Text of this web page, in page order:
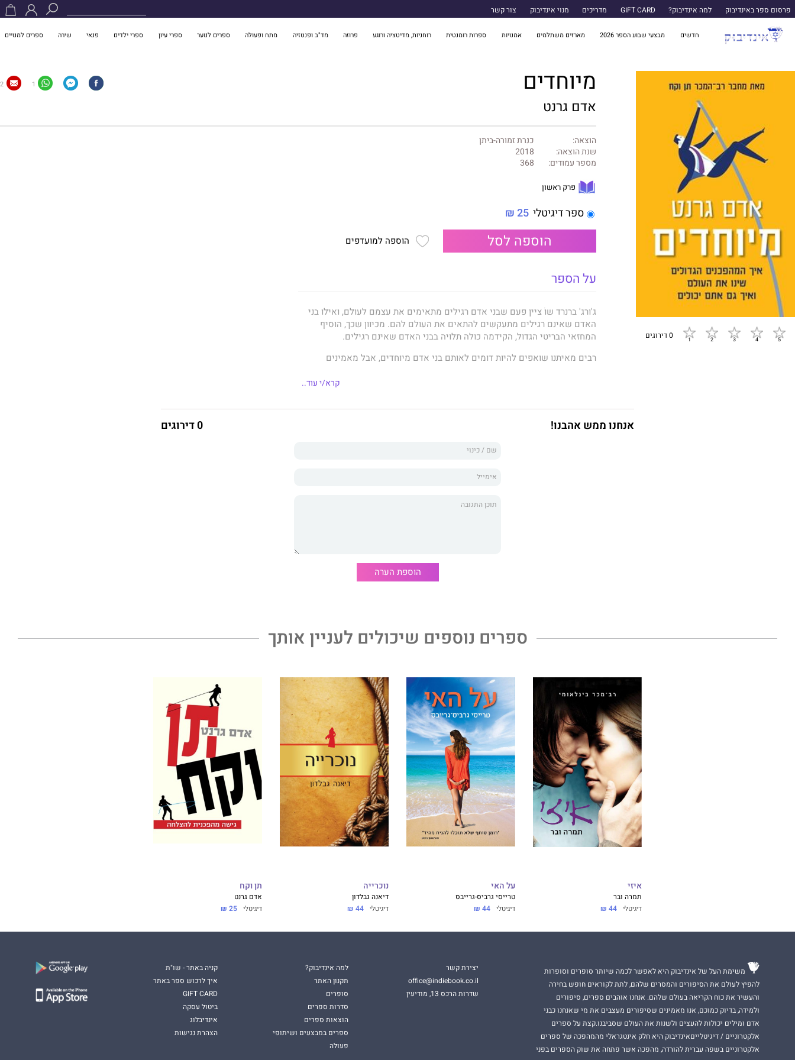
פרסום ספר באינדיבוק למה אינדיבוק? GIFT CARD מדריכים מנוי אינדיבוק צור קשר
חדשים מבצעי שבוע הספר 2026 מארזים משתלמים אמנויות ספרות רומנטית רוחניות, מדיטציה ורוגע פרוזה מד"ב ופנטזיה מתח ופעולה ספרים לנוער ספרי עיון ספרי ילדים פנאי שירה ספרים למנויים
0 דירוגים
מיוחדים 1
2
אדם גרנט
הוצאה:
כנרת זמורה-ביתן
שנת הוצאה:
2018
מספר עמודים:
368
פרק ראשון
ספר דיגיטלי 25 ₪
הוספה לסל הוספה למועדפים
על הספר
ג'ורג' ברנרד שוֹ ציין פעם שבני אדם רגילים מתאימים את עצמם לעולם, ואילו בני
האדם שאינם רגילים מתעקשים להתאים את העולם להם. מכיוון שכך, הוסיף
המחזאי הבריטי הגדול, הקידמה כולה תלויה בבני האדם שאינם רגילים.
רבים מאיתנו שואפים להיות דומים לאותם בני אדם מיוחדים, אבל מאמינים
אחד מאיתנו יכול להעצים את היצירתיות הטמונה בו. הוא גם מגלה כיצד נוכל לזהות
שלנו ומתי לסמוך על אחרים, מלמד איך לבנות קואליציה של בעלי ברית ואיך
מנהלים טובים יותר אם נעודד מגוון דעות במקום הליכה בתלם.
שריל סנדברג, סמנכ"לית "פייסבוק"
"מיוחדים של אדם גרנט מלמד אותנו לחשוב כמו הבחור שהציל את "סיינפלד."
פייננשיאל ריוויו
אדם גרנטהוא פרופסור לפסיכולוגיה ארגונית בבית הספר למינהל עסקים וורטון
באוניברסיטת פנסילבניה.הוא פרסם יותר משבעים מאמרים בכתבי עת מרכזיים,
ויועץ בחברות וארגונים רבים, בהם גוגל, יבמ האו"ם והצבא האמריקאי. ספרו
הראשון,תן וקח, תורגם לשפות רבות ובהן עברית.
קרא/י עוד..
אנחנו ממש אהבנו! 0 דירוגים
הוספת הערה
ספרים נוספים שיכולים לעניין אותך
איזי
תמרה ובר
דיגיטלי 44 ₪
על האי
טרייסי גרביס-גרייבס
דיגיטלי 44 ₪
נוכרייה
דיאנה גבלדון
דיגיטלי 44 ₪
תן וקח
אדם גרנט
דיגיטלי 25 ₪
משימת העל של אינדיבוק היא לאפשר לכמה שיותר סופרים וסופרות
להפיץ לעולם את הסיפורים והמסרים שלהם, לתת לקוראים חופש בחירה
והעשיר את כוח הקריאה בעולם שלהם. אנחנו אוהבים ספרים, סיפורים
ולמידה, בדיוק כמוכם, אנו מאמינים שסיפורים מעצבים את מי שאנחנו כבני
אדם ומילים יכולות להעצים ולשנות את העולם שסביבנו.קצת על ספרים
אלקטרוניים / דיגיטלייםאינדיבוק היא חלק אינטגראלי מהמהפכה של ספרים
אלקטרוניים בשפה עברית להורדה, מהפכה אשר פתחה את שוק הספרים בפני
יצירת קשר
office@indiebook.co.il
שדרות הרכס 13, מודיעין
למה אינדיבוק?
תקנון האתר
סופרים
סדרות ספרים
הוצאות ספרים
ספרים במבצעים ושיתופי
פעולה
קניה באתר - שו"ת
איך לרכוש ספר באתר
GIFT CARD
ביטול עסקה
אינדיבלוג
הצהרת נגישות